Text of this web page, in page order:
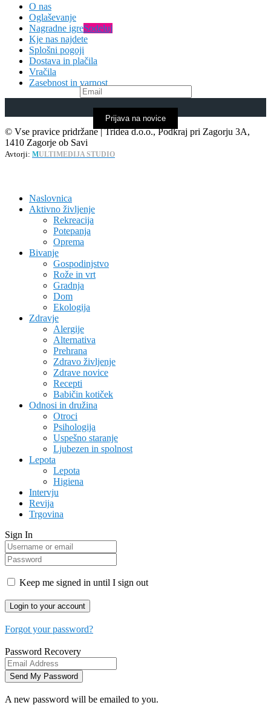
O nas
Oglaševanje
Nagradne igreSodeluj
Kje nas najdete
Splošni pogoji
Dostava in plačila
Vračila
Zasebnost in varnost
Prijava na novice
© Vse pravice pridržane | Tridea d.o.o., Podkraj pri Zagorju 3A,
1410 Zagorje ob Savi
Avtorji: MULTIMEDIJA STUDIO
Naslovnica
Aktivno življenje
Rekreacija
Potepanja
Oprema
Bivanje
Gospodinjstvo
Rože in vrt
Gradnja
Dom
Ekologija
Zdravje
Alergije
Alternativa
Prehrana
Zdravo življenje
Zdrave novice
Recepti
Babičin kotiček
Odnosi in družina
Otroci
Psihologija
Uspešno staranje
Ljubezen in spolnost
Lepota
Lepota
Higiena
Intervju
Revija
Trgovina
Sign In
Keep me signed in until I sign out
Forgot your password?
Password Recovery
A new password will be emailed to you.